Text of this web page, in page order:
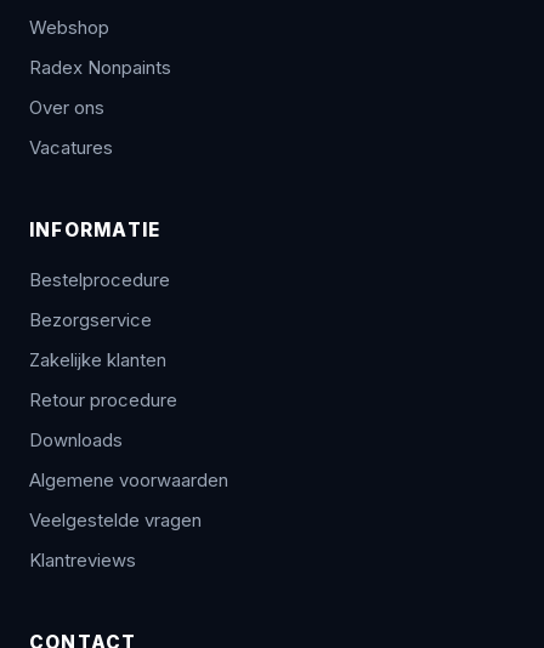
Webshop
Radex Nonpaints
Over ons
Vacatures
INFORMATIE
Bestelprocedure
Bezorgservice
Zakelijke klanten
Retour procedure
Downloads
Algemene voorwaarden
Veelgestelde vragen
Klantreviews
CONTACT